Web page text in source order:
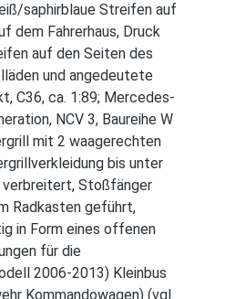
saphirblaue Streifen auf
dem Fahrerhaus, Druck
auf den Seiten des
und angedeutete
C36, ca. 1:89; Mercedes-
NCV 3, Baureihe W
mit 2 waagerechten
bis unter
Stoßfänger
Radkasten geführt,
in Form eines offenen
für die
2006-2013) Kleinbus
Kommandowagen) (vgl.